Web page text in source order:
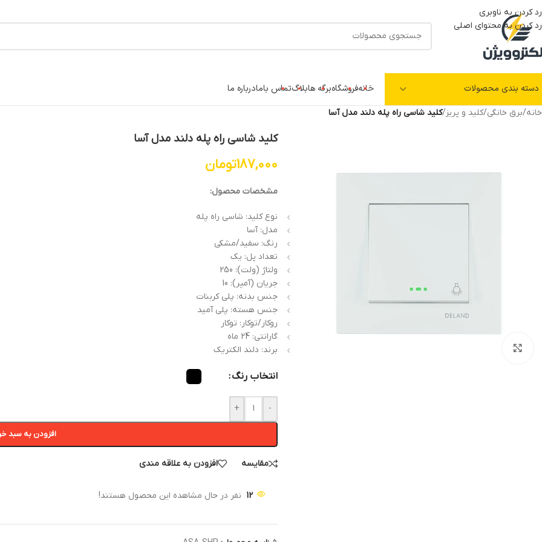
رد کردن به ناوبری
رد کردن به محتوای اصلی
دسته بندی محصولات خانهفروشگاهبرگه هابلاگتماس بامادرباره ما
خانه/برق خانگی/کلید و پریز/کلید شاسی راه پله دلند مدل آسا
کلید شاسی راه پله دلند مدل آسا
187,000تومان
مشخصات محصول:
نوع کلید: شاسی راه پله
مدل: آسا
رنگ: سفید/مشکی
تعداد پل: یک
ولتاژ (ولت): 250
جریان (آمپر): 10
جنس بدنه: پلی کربنات
جنس هسته: پلی آمید
روکار/توکار: توکار
گارانتی: 24 ماه
برند: دلند الکتریک
انتخاب رنگ
-
+
افزودن به سبد
مقایسه افزودن به علاقه مندی
12 نفر در حال مشاهده این محصول هستند!